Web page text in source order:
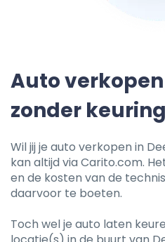
Auto
zonder
Wil jij je auto verkopen in
kan altijd via Carito.com.
en de kosten van de
daarvoor te boeten.
Toch wel je auto laten